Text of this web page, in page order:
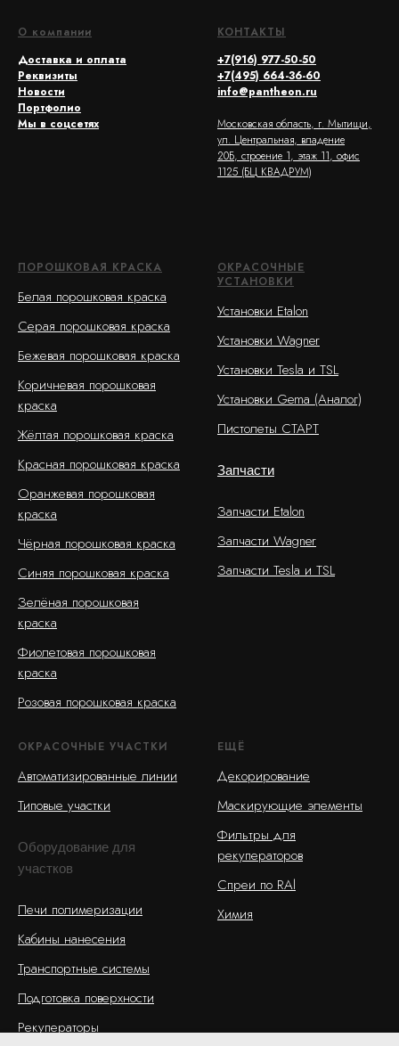
О компании
Доставка и оплата
Реквизиты
Новости
Портфолио
Мы в соцсетях
КОНТАКТЫ
+7(916) 977-50-50
+7(495) 664-36-60
info@pantheon.ru
Московская область, г. Мытищи,
ул. Центральная, владение
20Б, строение 1, этаж 11, офис
1125 (БЦ КВАДРУМ)
ПОРОШКОВАЯ КРАСКА
Белая порошковая краска
Серая порошковая краска
Бежевая порошковая краска
Коричневая порошковая
краска
Жёлтая порошковая краска
Красная порошковая краска
Оранжевая порошковая
краска
Чёрная порошковая краска
Синяя порошковая краска
Зелёная порошковая
краска
Фиолетовая порошковая
краска
Розовая порошковая краска
ОКРАСОЧНЫЕ
УСТАНОВКИ
Установки Etalon
Установки Wagner
Установки Tesla и TSL
Установки Gema (Аналог)
Пистолеты СТАРТ
Запчасти
Запчасти Etalon
Запчасти Wagner
Запчасти Tesla и TSL
ОКРАСОЧНЫЕ УЧАСТКИ
Автоматизированные линии
Типовые участки
Оборудование для
участков
Печи полимеризации
Кабины нанесения
Транспортные системы
Подготовка поверхности
Рекуператоры
ЕЩЁ
Декорирование
Маскирующие элементы
Фильтры для
рекуператоров
Спреи по RAl
Химия